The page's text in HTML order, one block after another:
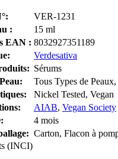
VER-1231
:
15 ml
EAN : 8032927351189
Verdesativa
Sérums
Tous Types de
Nickel Tested, Vegan
AIAB, Vegan Society
4 mois
Carton, Flacon à
(INCI)